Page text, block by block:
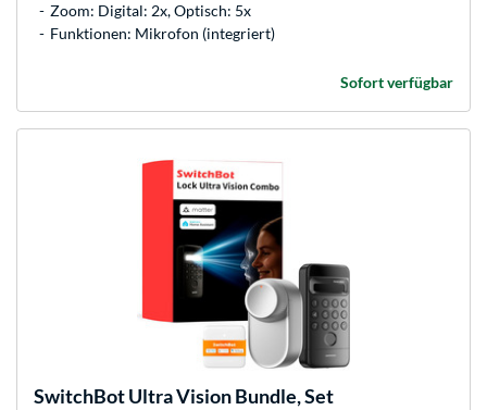
Zoom: Digital: 2x, Optisch: 5x
Funktionen: Mikrofon (integriert)
Sofort verfügbar
SwitchBotUltra Vision Bundle, Set